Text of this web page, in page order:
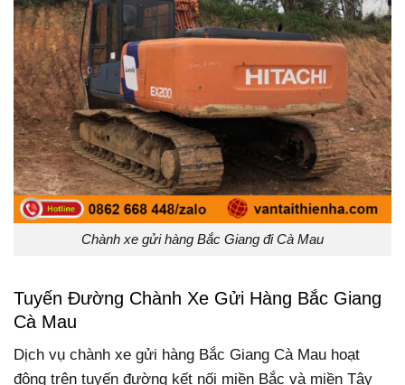
Chành xe gửi hàng Bắc Giang đi Cà Mau
Tuyến Đường Chành Xe Gửi Hàng Bắc Giang
Cà Mau
Dịch vụ chành xe gửi hàng Bắc Giang Cà Mau hoạt
động trên tuyến đường kết nối miền Bắc và miền Tây